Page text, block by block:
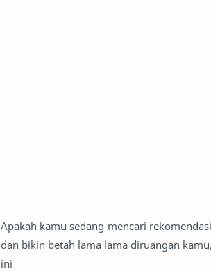
Apakah kamu sedang mencari
dan bikin betah lama lama diruangan
ini